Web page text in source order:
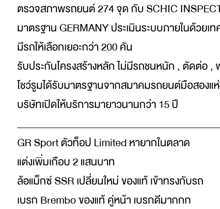
ตรวจสภาพรถยนต์ 274 จุด กับ SCHIC
มาตรฐาน GERMANY ประเมินระบบภายในด้วยเ
มีรถให้เลือกเยอะกว่า 200 คัน
รับประกันโครงสร้างหลัก ไม่มีรถชนหนัก , ตัดต่อ
โชว์รูมได้รับมาตรฐานจากสมาคมรถยนต์มือสองแห่
บริษัทเปิดให้บริการมายาวนานกว่า 15 ปี
GR Sport ตัวท็อป Limited หายากในตลาด
แต่งเพิ่มเกือบ 2 แสนบาท
ล้อแม็กซ์ SSR เปลี่ยนใหม่ ของแท้ เข้าทรงกับรถ
เบรก Brembo ของแท้ คู่หน้า เบรกดีมากกก